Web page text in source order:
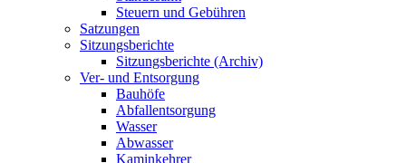
Steuern und Gebühren
Satzungen
Sitzungsberichte
Sitzungsberichte (Archiv)
Ver- und Entsorgung
Bauhöfe
Abfallentsorgung
Wasser
Abwasser
Kaminkehrer